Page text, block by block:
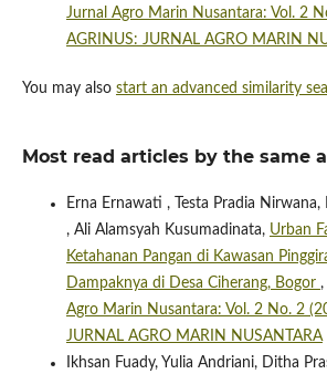
Jurnal Agro Marin Nusantara: Vol. 2
AGRINUS: JURNAL AGRO MARIN
You may also start an advanced similarity
Most read articles by the same
Erna Ernawati , Testa Pradia
, Ali Alamsyah Kusumadinata, Urban
Ketahanan Pangan di Kawasan
Dampaknya di Desa Ciherang, Bogor ,
Agro Marin Nusantara: Vol. 2 No. 2
JURNAL AGRO MARIN NUSANTARA
Ikhsan Fuady, Yulia Andriani, Ditha